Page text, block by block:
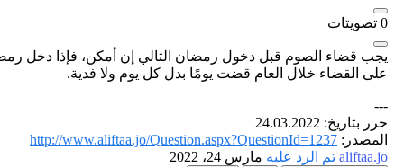
0 تصويتات
يجب قضاء الصوم قبل دخول رمضان التالي إن أمكن، فإذا دخل
على القضاء خلال العام قضت يومًا بدل كل يوم ولا فدية.
---
حرر بتاريخ: 24.03.2022
المصدر: http://www.aliftaa.jo/Question.aspx?QuestionId=1237
aliftaa.jo تم الرد عليه مارس 24، 2022